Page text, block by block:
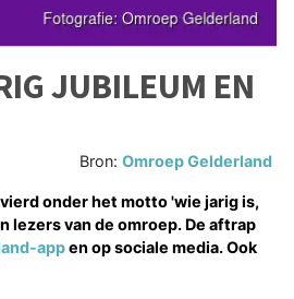
JUBILEUM EN
Bron:Omroep Gelderland
onder het motto 'wie jarig is,
lezers van de omroep. De aftrap
appen op sociale media. Ook